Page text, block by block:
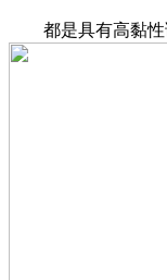
都是具有高黏性